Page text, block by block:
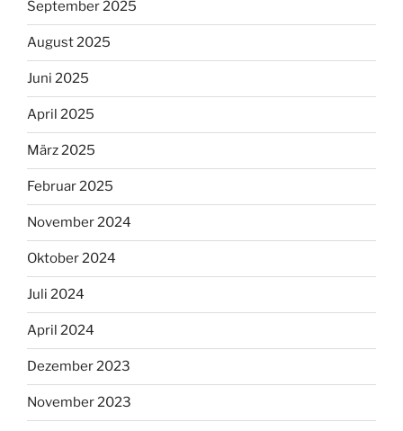
September 2025
August 2025
Juni 2025
April 2025
März 2025
Februar 2025
November 2024
Oktober 2024
Juli 2024
April 2024
Dezember 2023
November 2023